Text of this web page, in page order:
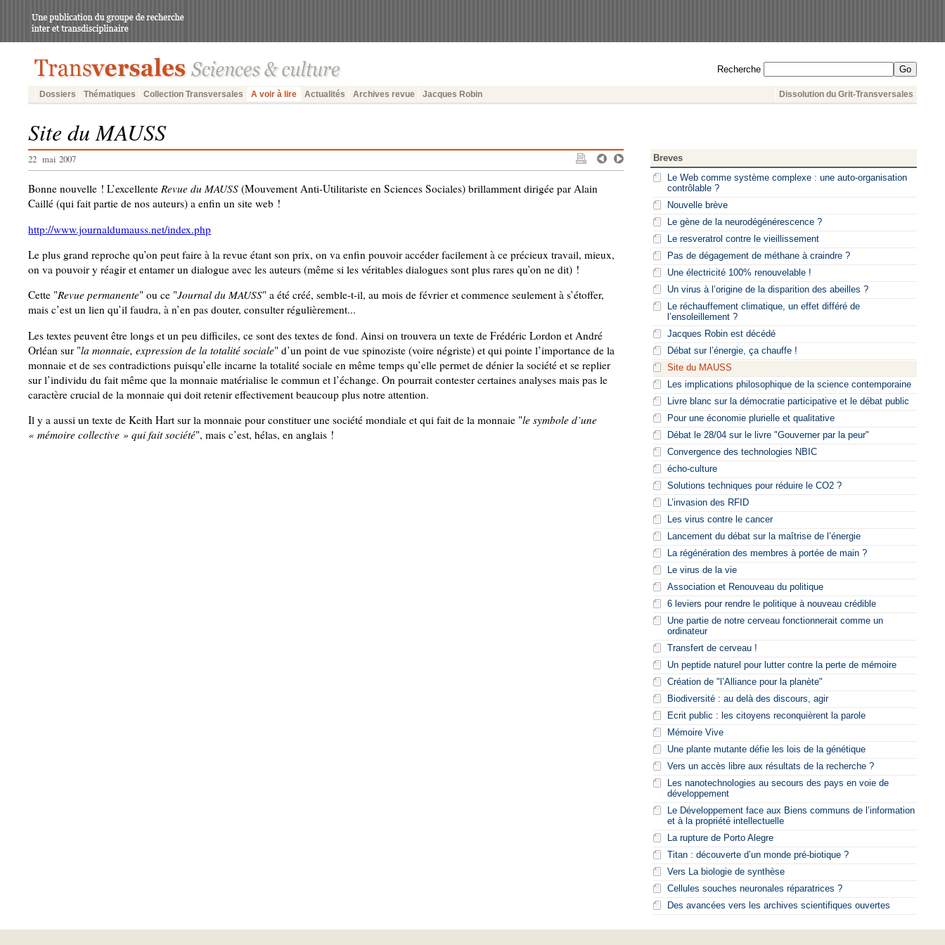
Recherche
Dissolution du Grit-Transversales
Dossiers Thématiques Collection Transversales A voir à lire Actualités Archives revue Jacques Robin
Site du MAUSS
22 mai 2007
Bonne nouvelle ! L’excellenteRevue du MAUSS (Mouvement Anti-Utilitariste en Sciences Sociales) brillamment dirigée par Alain
Caillé (qui fait partie de nos auteurs) a enfin un site web !
http://www.journaldumauss.net/index.php
Le plus grand reproche qu’on peut faire à la revue étant son prix, on va enfin pouvoir accéder facilement à ce précieux travail, mieux,
on va pouvoir y réagir et entamer un dialogue avec les auteurs (même si les véritables dialogues sont plus rares qu’on ne dit) !
Cette "Revue permanente" ou ce "Journal du MAUSS" a été créé, semble-t-il, au mois de février et commence seulement à s’étoffer,
mais c’est un lien qu’il faudra, à n’en pas douter, consulter régulièrement...
Les textes peuvent être longs et un peu difficiles, ce sont des textes de fond. Ainsi on trouvera un texte de Frédéric Lordon et André
Orléan sur "la monnaie, expression de la totalité sociale" d’un point de vue spinoziste (voire négriste) et qui pointe l’importance de la
monnaie et de ses contradictions puisqu’elle incarne la totalité sociale en même temps qu’elle permet de dénier la société et se replier
sur l’individu du fait même que la monnaie matérialise le commun et l’échange. On pourrait contester certaines analyses mais pas le
caractère crucial de la monnaie qui doit retenir effectivement beaucoup plus notre attention.
Il y a aussi un texte de Keith Hart sur la monnaie pour constituer une société mondiale et qui fait de la monnaie "le symbole d’une
« mémoire collective » qui fait société", mais c’est, hélas, en anglais !
Breves
Le Web comme système complexe : une auto-organisation
contrôlable ?
Nouvelle brève
Le gène de la neurodégénérescence ?
Le resveratrol contre le vieillissement
Pas de dégagement de méthane à craindre ?
Une électricité 100% renouvelable !
Un virus à l’origine de la disparition des abeilles ?
Le réchauffement climatique, un effet différé de
l’ensoleillement ?
Jacques Robin est décédé
Débat sur l’énergie, ça chauffe !
Site du MAUSS
Les implications philosophique de la science contemporaine
Livre blanc sur la démocratie participative et le débat public
Pour une économie plurielle et qualitative
Débat le 28/04 sur le livre "Gouverner par la peur"
Convergence des technologies NBIC
écho-culture
Solutions techniques pour réduire le CO2 ?
L’invasion des RFID
Les virus contre le cancer
Lancement du débat sur la maîtrise de l’énergie
La régénération des membres à portée de main ?
Le virus de la vie
Association et Renouveau du politique
6 leviers pour rendre le politique à nouveau crédible
Une partie de notre cerveau fonctionnerait comme un
ordinateur
Transfert de cerveau !
Un peptide naturel pour lutter contre la perte de mémoire
Création de "l’Alliance pour la planète"
Biodiversité : au delà des discours, agir
Ecrit public : les citoyens reconquièrent la parole
Mémoire Vive
Une plante mutante défie les lois de la génétique
Vers un accès libre aux résultats de la recherche ?
Les nanotechnologies au secours des pays en voie de
développement
Le Développement face aux Biens communs de l’information
et à la propriété intellectuelle
La rupture de Porto Alegre
Titan : découverte d’un monde pré-biotique ?
Vers La biologie de synthèse
Cellules souches neuronales réparatrices ?
Des avancées vers les archives scientifiques ouvertes